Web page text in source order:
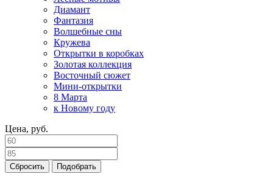
Диамант
Фантазия
Волшебные сны
Кружева
Открытки в коробках
Золотая коллекция
Восточный сюжет
Мини-открытки
8 Марта
к Новому году
Цена, руб.
Сбросить Подобрать